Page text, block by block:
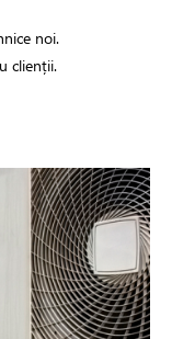
noi.
clienții.